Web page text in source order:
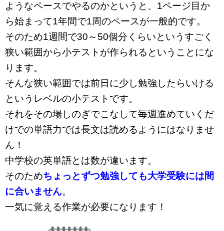
ようなペースでやるのかというと、1ページ目か
ら始まって1年間で1周のペースが一般的です。
そのため1週間で30～50個分くらいというすごく
狭い範囲から小テストが作られるということにな
ります。
そんな狭い範囲では前日に少し勉強したらいける
というレベルの小テストです。
それをその場しのぎでこなして毎週進めていくだ
けでの単語力では長文は読めるようにはなりませ
ん！
中学校の英単語とは数が違います。
そのためちょっとずつ勉強しても大学受験には間
に合いません。
一気に覚える作業が必要になります！